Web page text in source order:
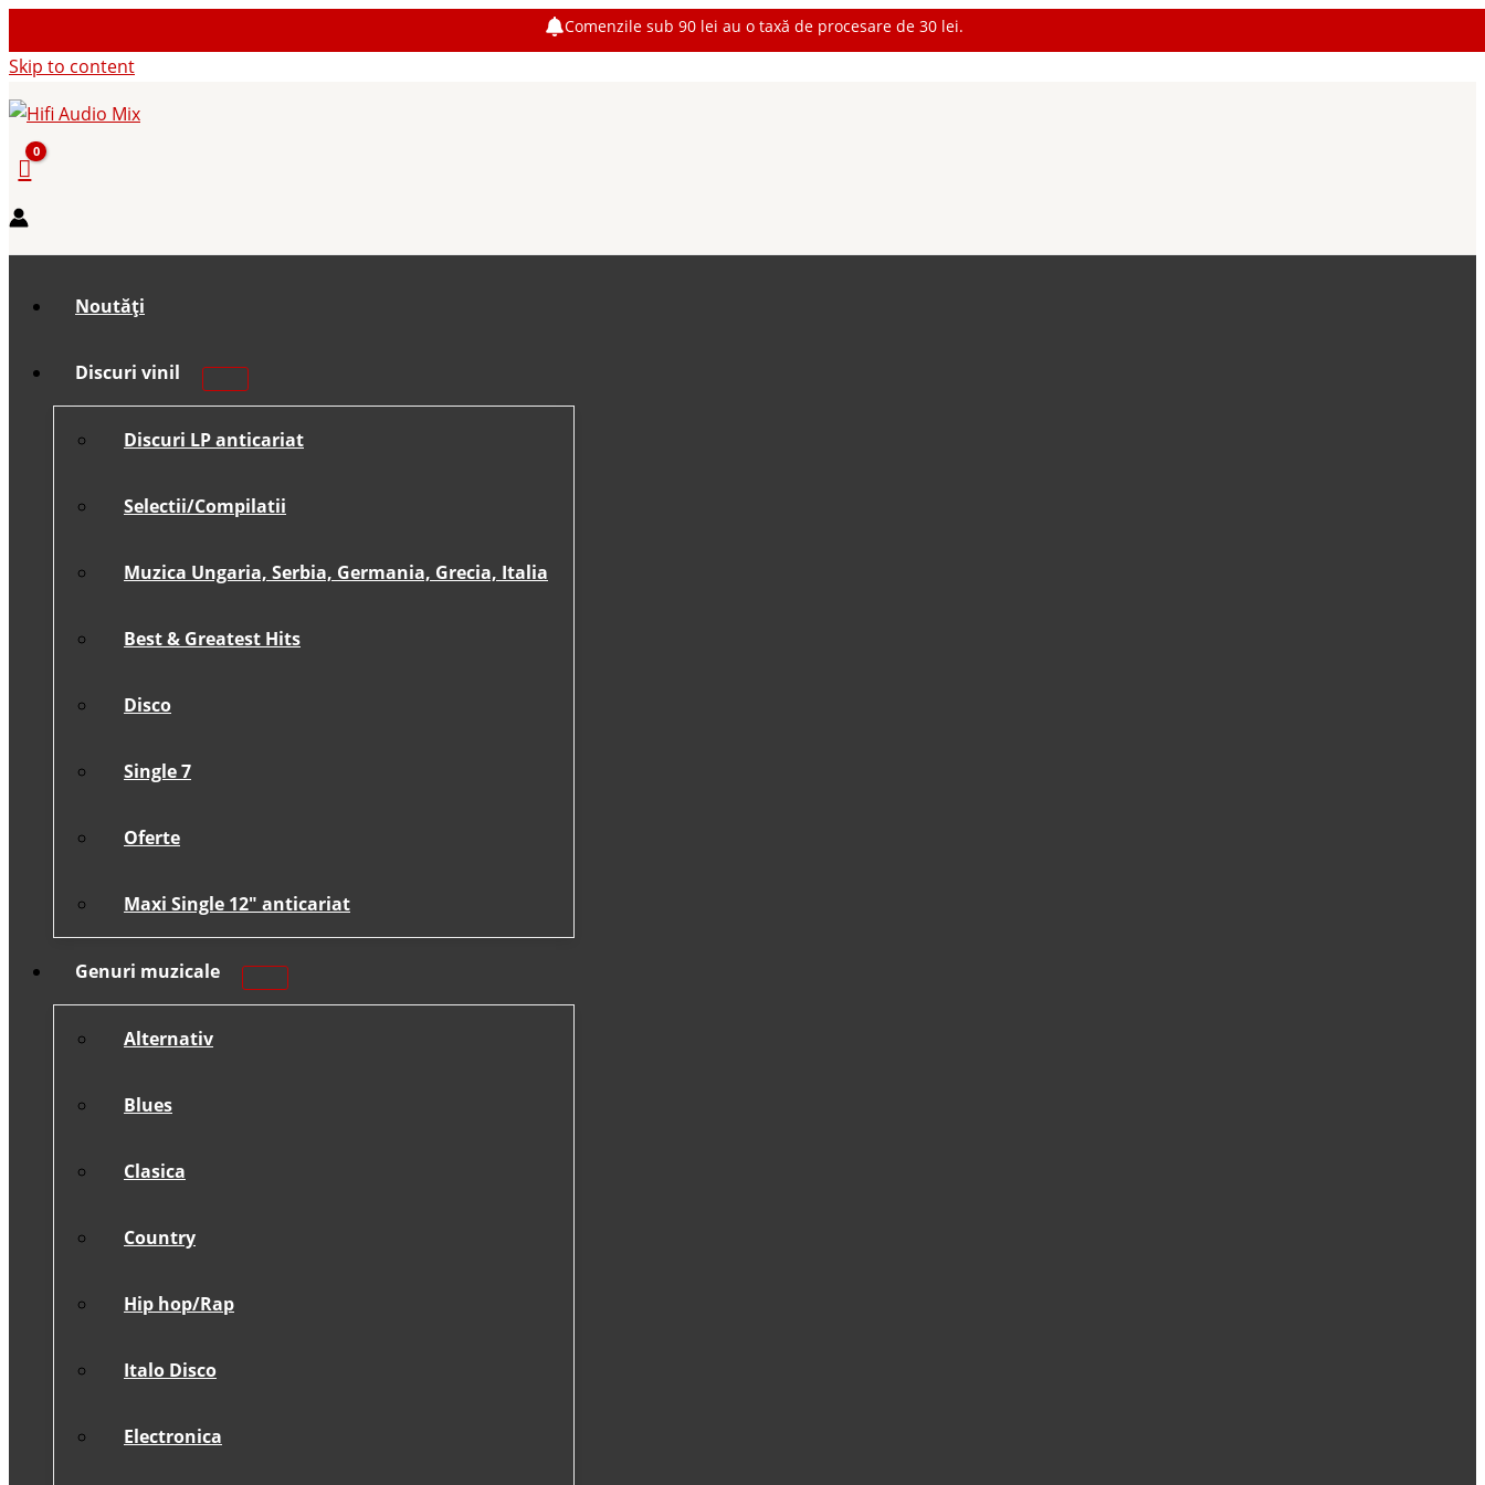
Comenzile sub 90 lei au o taxă de procesare de 30 lei.
Skip to content
Noutăți
Discuri vinil
Discuri LP anticariat
Selectii/Compilatii
Muzica Ungaria, Serbia, Germania, Grecia, Italia
Best & Greatest Hits
Disco
Single 7
Oferte
Maxi Single 12″ anticariat
Genuri muzicale
Alternativ
Blues
Clasica
Country
Hip hop/Rap
Italo Disco
Electronica